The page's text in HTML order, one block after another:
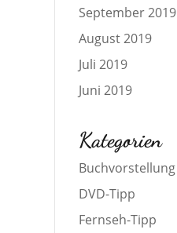
September 2019
August 2019
Juli 2019
Juni 2019
Kategorien
Buchvorstellung
DVD-Tipp
Fernseh-Tipp